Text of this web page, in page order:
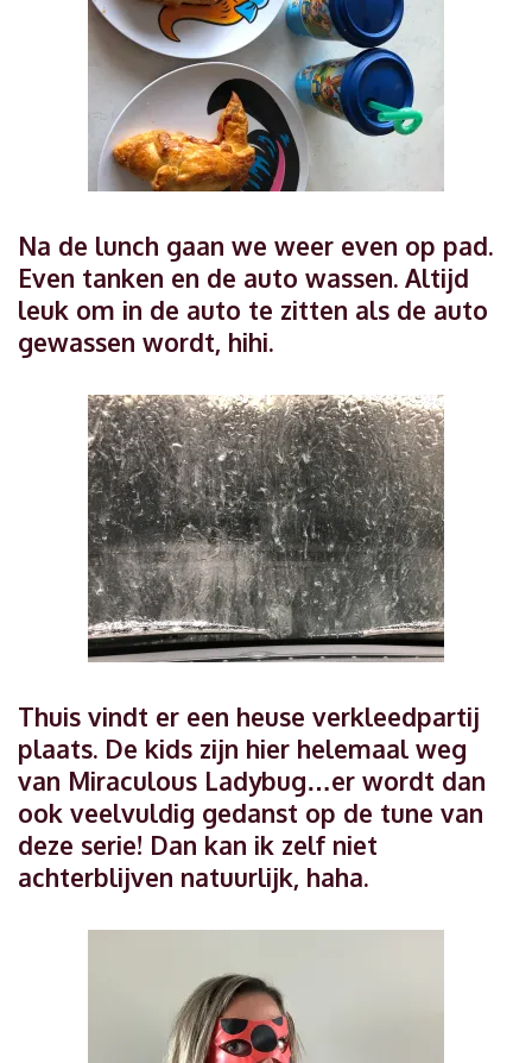
Na de lunch gaan we weer even op pad.
Even tanken en de auto wassen. Altijd
leuk om in de auto te zitten als de auto
gewassen wordt, hihi.
Thuis vindt er een heuse verkleedpartij
plaats. De kids zijn hier helemaal weg
van Miraculous Ladybug…er wordt dan
ook veelvuldig gedanst op de tune van
deze serie! Dan kan ik zelf niet
achterblijven natuurlijk, haha.